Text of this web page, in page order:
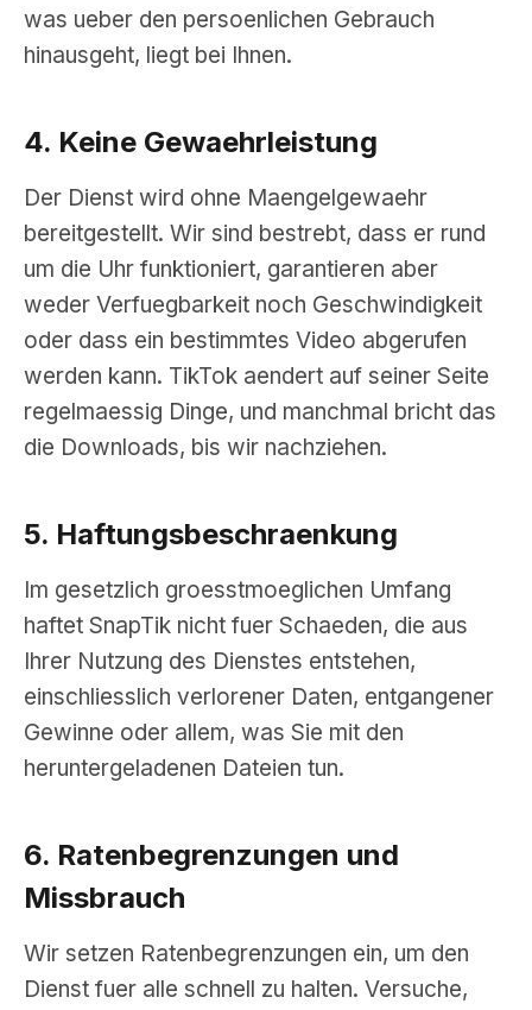
was ueber den persoenlichen Gebrauch
hinausgeht, liegt bei Ihnen.
4. Keine Gewaehrleistung
Der Dienst wird ohne Maengelgewaehr
bereitgestellt. Wir sind bestrebt, dass er rund
um die Uhr funktioniert, garantieren aber
weder Verfuegbarkeit noch Geschwindigkeit
oder dass ein bestimmtes Video abgerufen
werden kann. TikTok aendert auf seiner Seite
regelmaessig Dinge, und manchmal bricht das
die Downloads, bis wir nachziehen.
5. Haftungsbeschraenkung
Im gesetzlich groesstmoeglichen Umfang
haftet SnapTik nicht fuer Schaeden, die aus
Ihrer Nutzung des Dienstes entstehen,
einschliesslich verlorener Daten, entgangener
Gewinne oder allem, was Sie mit den
heruntergeladenen Dateien tun.
6. Ratenbegrenzungen und
Missbrauch
Wir setzen Ratenbegrenzungen ein, um den
Dienst fuer alle schnell zu halten. Versuche,